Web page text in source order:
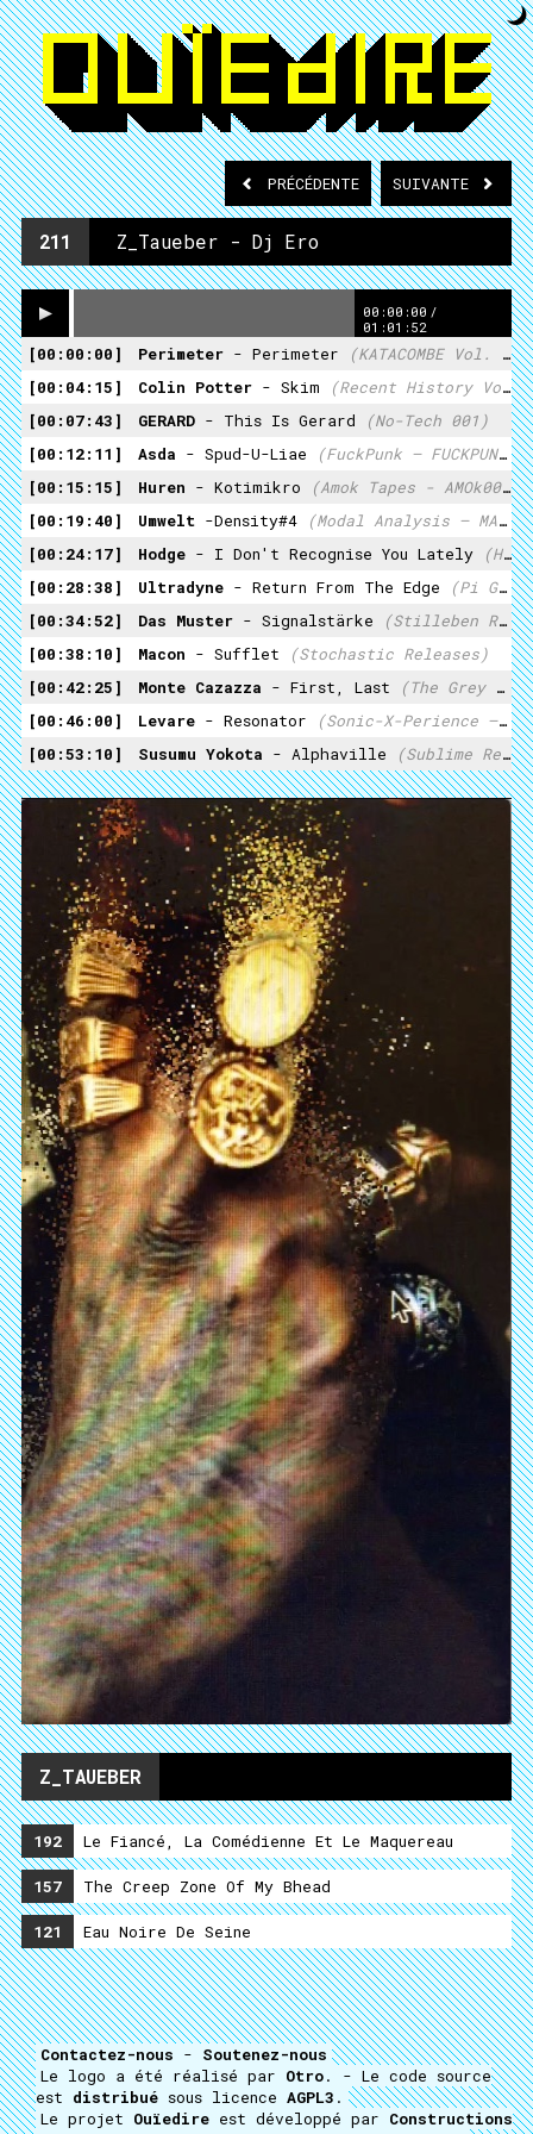
PRÉCÉDENTE SUIVANTE
211 Z_Taueber - Dj Ero
00:00:00 /
01:01:52
00:00:00 Perimeter - Perimeter
(KATACOMBE Vol. 2)
00:04:15
Colin Potter - Skim
(Recent History Vol. 2)
00:07:43
GERARD - This Is Gerard
(No-Tech 001)
00:12:11
Asda - Spud-U-Liae
(FuckPunk – FUCKPUNK 002)
00:15:15
Huren - Kotimikro
(Amok Tapes - AMOk005)
00:19:40
Umwelt -Density#4
(Modal Analysis – MA11)
00:24:17
Hodge - I Don't Recognise You Lately
(Hemloka Recordings – HEK 025)
00:28:38
Ultradyne - Return From The Edge
(Pi Gao Movement – PGM-011)
00:34:52
Das Muster - Signalstärke
(Stilleben Records – Stilleben 047)
00:38:10
Macon - Sufflet
(Stochastic Releases)
00:42:25
Monte Cazazza - First, Last
(The Grey Area – MONTE 1CD)
00:46:00
Levare - Resonator
(Sonic-X-Perience – SON 001)
00:53:10
Susumu Yokota - Alphaville (Sublime Records – Srcd. 101)
Z_TAUEBER
192 Le Fiancé, La Comédienne Et Le Maquereau
157 The Creep Zone Of My Bhead
121 Eau Noire De Seine
Contactez-nous - Soutenez-nous
Le logo a été réalisé par Otro. - Le code source
est distribué sous licence AGPL3 .
Le projet Ouïedire est développé par Constructions